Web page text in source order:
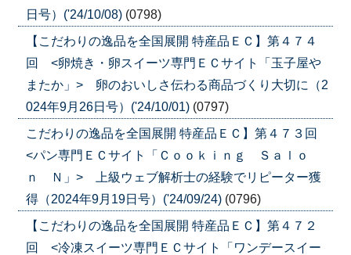
日号）('24/10/08) (0798)
【こだわりの逸品を全国展開 特産品ＥＣ】第４７４
回 <卵焼き・卵スイーツ専門ＥＣサイト「玉子屋や
またか」> 卵のおいしさ伝わる商品づくり大切に（2
024年9月26日号）('24/10/01) (0797)
こだわりの逸品を全国展開 特産品ＥＣ】第４７３回
<パン専門ＥＣサイト「Ｃｏｏｋｉｎｇ Ｓａｌｏ
ｎ Ｎ」> 上級ウェブ解析士の経験でリピーター獲
得（2024年9月19日号）('24/09/24) (0796)
【こだわりの逸品を全国展開 特産品ＥＣ】第４７２
回 <冷凍スイーツ専門ＥＣサイト「ワンデースイー